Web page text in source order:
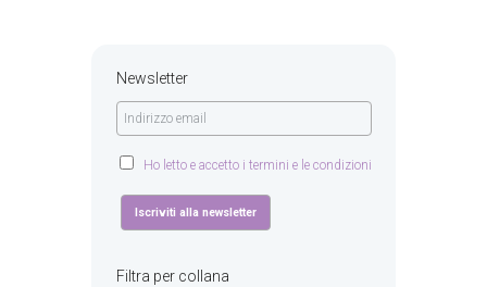
Newsletter
Ho letto e accetto i termini e le condizioni
Filtra per collana